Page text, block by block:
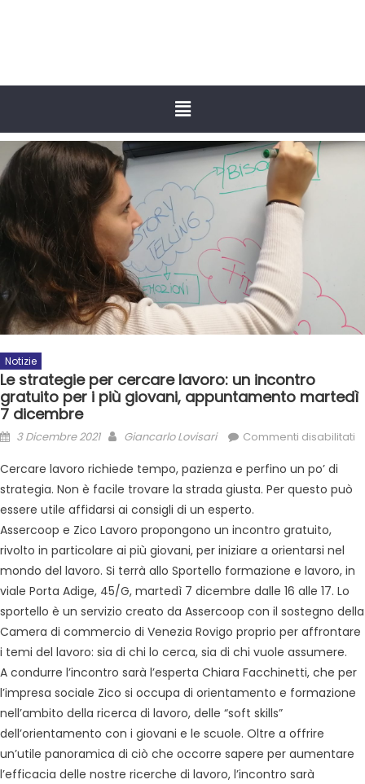
Notizie
Le strategie per cercare lavoro: un incontro
gratuito per i più giovani, appuntamento martedì
7 dicembre
3 Dicembre 2021 Giancarlo Lovisari Commenti disabilitati
Cercare lavoro richiede tempo, pazienza e perfino un po’ di
strategia. Non è facile trovare la strada giusta. Per questo può
essere utile affidarsi ai consigli di un esperto.
Assercoop e Zico Lavoro propongono un incontro gratuito,
rivolto in particolare ai più giovani, per iniziare a orientarsi nel
mondo del lavoro. Si terrà allo Sportello formazione e lavoro, in
viale Porta Adige, 45/G, martedì 7 dicembre dalle 16 alle 17. Lo
sportello è un servizio creato da Assercoop con il sostegno della
Camera di commercio di Venezia Rovigo proprio per affrontare
i temi del lavoro: sia di chi lo cerca, sia di chi vuole assumere.
A condurre l’incontro sarà l’esperta Chiara Facchinetti, che per
l’impresa sociale Zico si occupa di orientamento e formazione
nell’ambito della ricerca di lavoro, delle “soft skills”
dell’orientamento con i giovani e le scuole. Oltre a offrire
un’utile panoramica di ciò che occorre sapere per aumentare
l’efficacia delle nostre ricerche di lavoro, l’incontro sarà